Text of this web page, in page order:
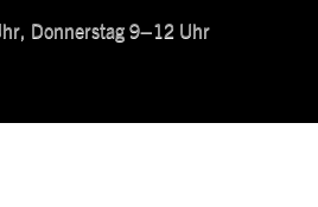
Donnerstag 9–12 Uhr